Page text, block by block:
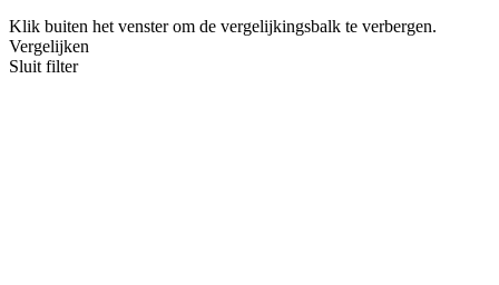
Klik buiten het venster om de vergelijkingsbalk te verbergen.
Vergelijken
Sluit filter